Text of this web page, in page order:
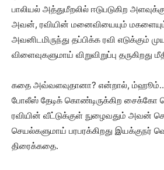
பாலியல் அத்துமீறலில் ஈடுபடுகிற
அவன், ரவியின் மனைவியையும்
அவனிடமிருந்து தப்பிக்க ரவி எடுக்கும்
விளைவுகளுமாய் விறுவிறுப்பு தருகிறது
கதை அவ்வளவுதானா? என்றால், ம்ஹூம்…
போலீஸ் தேடிக் கொண்டிருக்கிற
ரவியின் வீட்டுக்குள் நுழைவதும் அவன்
செயல்களுமாய் பரபரக்கிறது இயக்குநர்
திரைக்கதை.